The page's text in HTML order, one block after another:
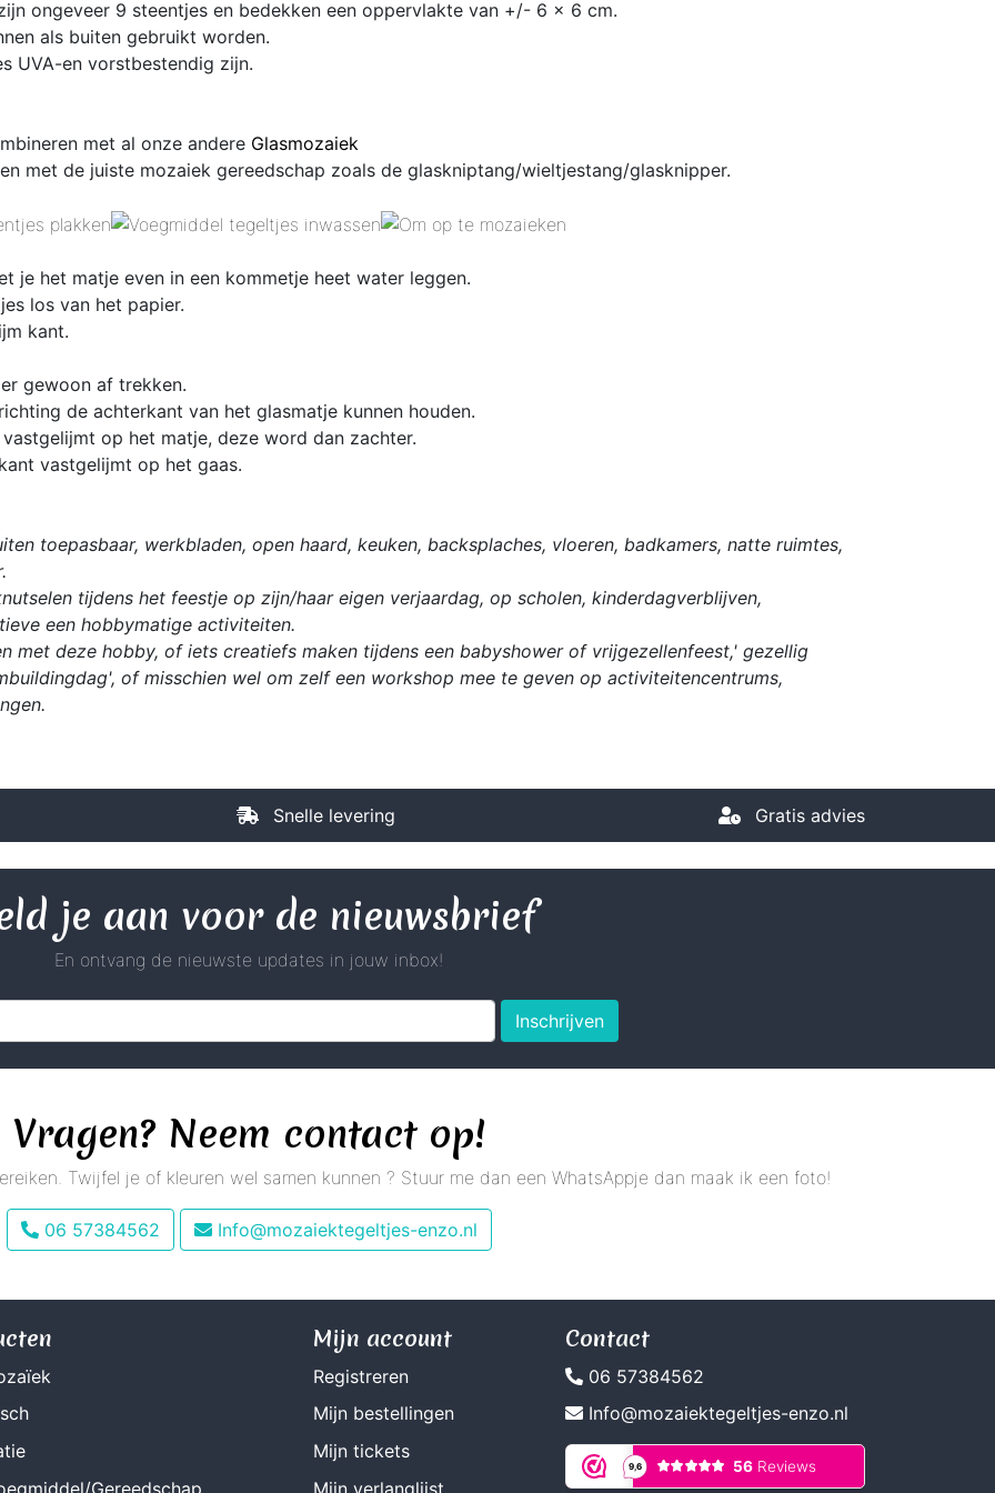
ongeveer 9 steentjes en bedekken een oppervlakte van +/- 6 x 6 cm.
als buiten gebruikt worden.
UVA-en vorstbestendig zijn.
met al onze andere Glasmozaiek
met de juiste mozaiek gereedschap zoals de glaskniptang/wieltjestang/glasknipper.
je het matje even in een kommetje heet water leggen.
los van het papier.
kant.
gewoon af trekken.
de achterkant van het glasmatje kunnen houden.
op het matje, deze word dan zachter.
vastgelijmt op het gaas.
toepasbaar, werkbladen, open haard, keuken, backsplaches, vloeren, badkamers, natte ruimtes,
tijdens het feestje op zijn/haar eigen verjaardag, op scholen, kinderdagverblijven,
een hobbymatige activiteiten.
met deze hobby, of iets creatiefs maken tijdens een babyshower of vrijgezellenfeest,' gezellig
of misschien wel om zelf een workshop mee te geven op activiteitencentrums,
Snelle levering Gratis advies
je aan voor de nieuwsbrief
En ontvang de nieuwste updates in jouw inbox!
Inschrijven
Vragen? Neem contact op!
Twijfel je of kleuren wel samen kunnen ? Stuur me dan een WhatsAppje dan maak ik een foto!
06 57384562 Info@mozaiektegeltjes-enzo.nl
Gereedschap
Mijn account
Registreren
Mijn bestellingen
Mijn tickets
Mijn verlanglijst
Contact
06 57384562
Info@mozaiektegeltjes-enzo.nl